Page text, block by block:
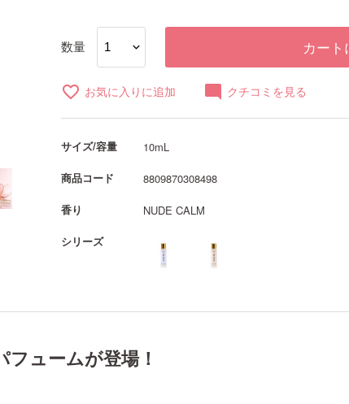
数量 カート
favorite_border お気に入りに追加 mode_comment クチコミを見る
サイズ/容量
10mL
商品コード
8809870308498
香り
NUDE CALM
シリーズ
ュームが登場！